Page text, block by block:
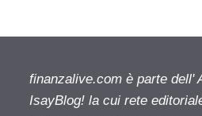
finanzalive.com è parte dell'
IsayBlog! la cui rete